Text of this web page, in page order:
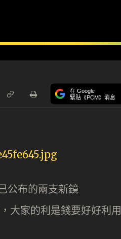
在 Google
緊貼《PCM》消息
公布的兩支新鏡
大家的利是錢要好好利用